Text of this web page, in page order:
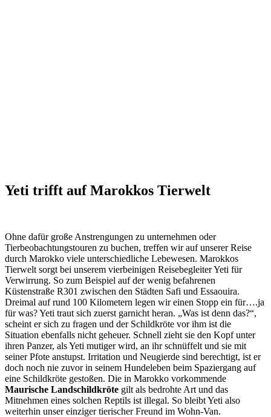
Yeti trifft auf Marokkos Tierwelt
Ohne dafür große Anstrengungen zu unternehmen oder
Tierbeobachtungstouren zu buchen, treffen wir auf unserer Reise
durch Marokko viele unterschiedliche Lebewesen. Marokkos
Tierwelt sorgt bei unserem vierbeinigen Reisebegleiter Yeti für
Verwirrung. So zum Beispiel auf der wenig befahrenen
Küstenstraße R301 zwischen den Städten Safi und Essaouira.
Dreimal auf rund 100 Kilometern legen wir einen Stopp ein für….ja
für was? Yeti traut sich zuerst garnicht heran. „Was ist denn das?“,
scheint er sich zu fragen und der Schildkröte vor ihm ist die
Situation ebenfalls nicht geheuer. Schnell zieht sie den Kopf unter
ihren Panzer, als Yeti mutiger wird, an ihr schnüffelt und sie mit
seiner Pfote anstupst. Irritation und Neugierde sind berechtigt, ist er
doch noch nie zuvor in seinem Hundeleben beim Spaziergang auf
eine Schildkröte gestoßen. Die in Marokko vorkommende
Maurische Landschildkröte gilt als bedrohte Art und das
Mitnehmen eines solchen Reptils ist illegal. So bleibt Yeti also
weiterhin unser einziger tierischer Freund im Wohn-Van.